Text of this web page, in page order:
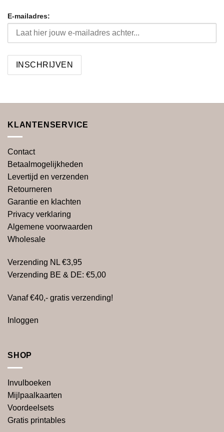
E-mailadres:
KLANTENSERVICE
Contact
Betaalmogelijkheden
Levertijd en verzenden
Retourneren
Garantie en klachten
Privacy verklaring
Algemene voorwaarden
Wholesale
Verzending NL €3,95
Verzending BE & DE: €5,00
Vanaf €40,- gratis verzending!
Inloggen
SHOP
Invulboeken
Mijlpaalkaarten
Voordeelsets
Gratis printables